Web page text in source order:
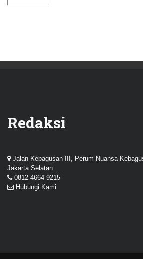
Redaksi
Jalan Kebagusan III, Perum Nuansa
Jakarta Selatan
0812 4664 9215
Hubungi Kami